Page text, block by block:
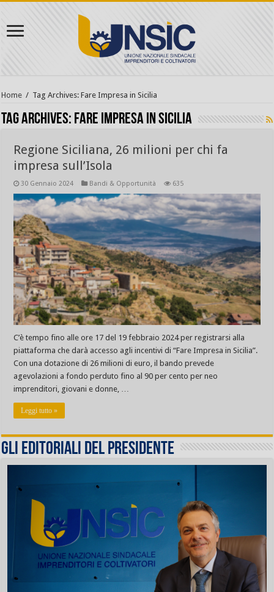
Home / Tag Archives: Fare Impresa in Sicilia
Tag Archives: Fare Impresa in Sicilia
Regione Siciliana, 26 milioni per chi fa
impresa sull’Isola
30 Gennaio 2024 Bandi & Opportunità 635
C’è tempo fino alle ore 17 del 19 febbraio 2024 per registrarsi alla
piattaforma che darà accesso agli incentivi di “Fare Impresa in Sicilia”.
Con una dotazione di 26 milioni di euro, il bando prevede
agevolazioni a fondo perduto fino al 90 per cento per neo
imprenditori, giovani e donne, …
Leggi tutto »
Gli editoriali del presidente